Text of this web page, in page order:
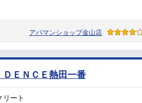
アパマンショップ金山店
ＤＥＮＣＥ熱田一番
リート